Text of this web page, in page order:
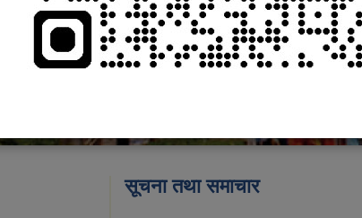
सूचना तथा समाचार